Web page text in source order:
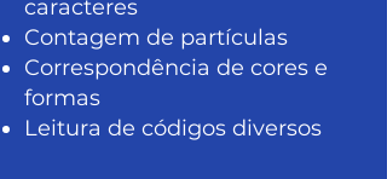
caracteres
Contagem de partículas
Correspondência de cores e
formas
Leitura de códigos diversos